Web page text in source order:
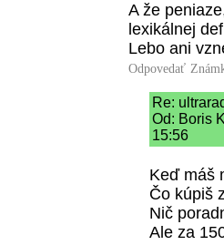
A že
lexikálnej
Lebo ani
Odpovedať
Re:
Od: Boris
15:56
Keď máš
Čo kúpiš
Nič
Ale za